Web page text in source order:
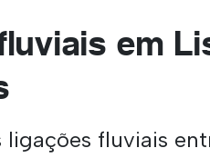
em
ligações fluviais